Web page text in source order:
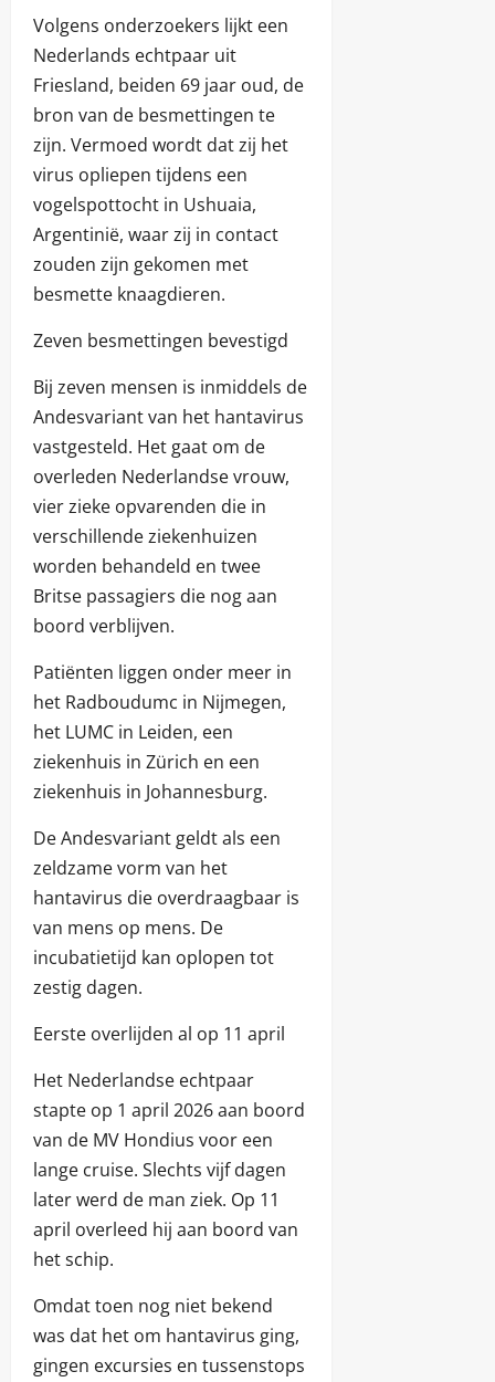
Volgens onderzoekers lijkt een
Nederlands echtpaar uit
Friesland, beiden 69 jaar oud, de
bron van de besmettingen te
zijn. Vermoed wordt dat zij het
virus opliepen tijdens een
vogelspottocht in Ushuaia,
Argentinië, waar zij in contact
zouden zijn gekomen met
besmette knaagdieren.
Zeven besmettingen bevestigd
Bij zeven mensen is inmiddels de
Andesvariant van het hantavirus
vastgesteld. Het gaat om de
overleden Nederlandse vrouw,
vier zieke opvarenden die in
verschillende ziekenhuizen
worden behandeld en twee
Britse passagiers die nog aan
boord verblijven.
Patiënten liggen onder meer in
het Radboudumc in Nijmegen,
het LUMC in Leiden, een
ziekenhuis in Zürich en een
ziekenhuis in Johannesburg.
De Andesvariant geldt als een
zeldzame vorm van het
hantavirus die overdraagbaar is
van mens op mens. De
incubatietijd kan oplopen tot
zestig dagen.
Eerste overlijden al op 11 april
Het Nederlandse echtpaar
stapte op 1 april 2026 aan boord
van de MV Hondius voor een
lange cruise. Slechts vijf dagen
later werd de man ziek. Op 11
april overleed hij aan boord van
het schip.
Omdat toen nog niet bekend
was dat het om hantavirus ging,
gingen excursies en tussenstops